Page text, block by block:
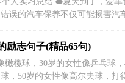
合同。一、工程概况及承包范
、工程地点：3、...
误的汽车保养不仅可能损害汽
诉你!误区一：洗车像洗澡——损
灰尘加大，车身容易脏，车主
升，很多车主在洗车时也希望
爱车洗得干净彻底...
励志句子(精品65句)
橄榄球，30岁的女性像乒乓球，
，50岁的女性像高尔夫球，打